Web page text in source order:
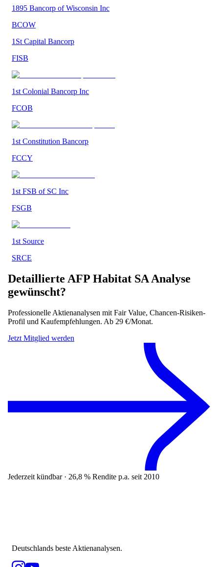
1895 Bancorp of Wisconsin Inc
BCOW
1St Capital Bancorp
FISB
1st Colonial Bancorp Inc
FCOB
1st Constitution Bancorp
FCCY
1st FSB of SC Inc
FSGB
1st Source
SRCE
Detaillierte AFP Habitat SA Analyse
gewünscht?
Professionelle Aktienanalysen mit Fair Value, Chancen-Risiken-
Profil und Kaufempfehlungen. Ab 29 €/Monat.
Jetzt Mitglied werden
Jederzeit kündbar · 26,8 % Rendite p.a. seit 2010
Deutschlands beste Aktienanalysen.